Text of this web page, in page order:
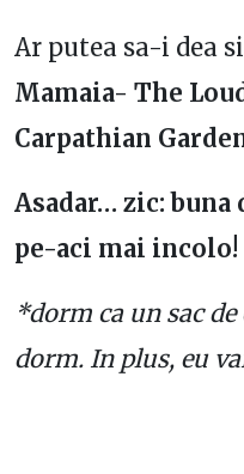
Ar putea sa-i dea
Mamaia- The
Carpathian
Asadar… zic: buna
pe-aci mai incolo!
*dorm ca un sac
dorm. In plus, eu